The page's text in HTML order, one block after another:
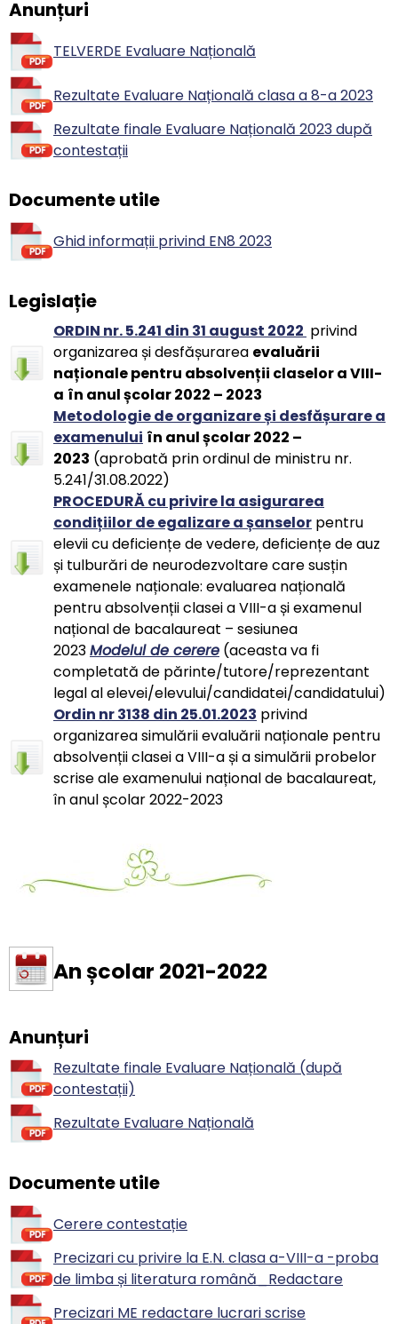
Anunțuri
TELVERDE Evaluare Națională
Rezultate Evaluare Națională clasa a 8-a 2023
Rezultate finale Evaluare Națională 2023 după
contestații
Documente utile
Ghid informații privind EN8 2023
Legislație
ORDIN nr. 5.241 din 31 august 2022 privind
organizarea și desfășurarea evaluării
naționale pentru absolvenții claselor a VIII-
a în anul școlar 2022 – 2023
Metodologie de organizare și desfășurare a
examenului în anul școlar 2022 –
2023 (aprobată prin ordinul de ministru nr.
5.241/31.08.2022)
PROCEDURĂ cu privire la asigurarea
condițiilor de egalizare a șanselor pentru
elevii cu deficiențe de vedere, deficiențe de auz
și tulburări de neurodezvoltare care susțin
examenele naționale: evaluarea națională
pentru absolvenții clasei a VIII-a și examenul
național de bacalaureat – sesiunea
2023Modelul de cerere (aceasta va fi
completată de părinte/tutore/reprezentant
legal al elevei/elevului/candidatei/candidatului)
Ordin nr 3138 din 25.01.2023 privind
organizarea simulării evaluării naționale pentru
absolvenții clasei a VIII-a și a simulării probelor
scrise ale examenului național de bacalaureat,
în anul școlar 2022-2023
An școlar 2021-2022
Anunțuri
Rezultate finale Evaluare Națională (după
contestații)
Rezultate Evaluare Națională
Documente utile
Cerere contestație
Precizari cu privire la E.N. clasa a-VIII-a -proba
de limba și literatura română_Redactare
Precizari ME redactare lucrari scrise